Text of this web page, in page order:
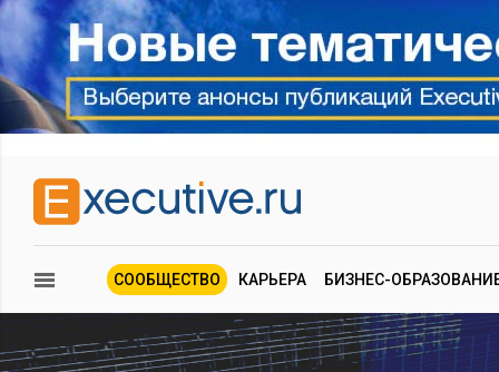
СООБЩЕСТВО КАРЬЕРА БИЗНЕС-